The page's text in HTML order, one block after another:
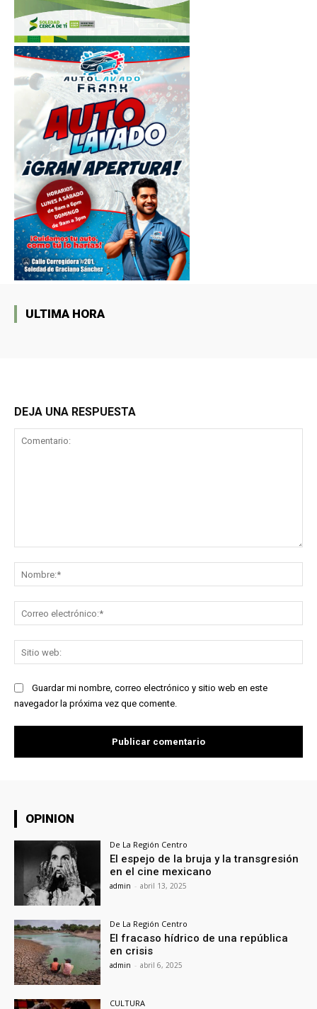
ULTIMA HORA
DEJA UNA RESPUESTA
Guardar mi nombre, correo electrónico y sitio web en este
navegador la próxima vez que comente.
OPINION
De La Región Centro
El espejo de la bruja y la transgresión
en el cine mexicano
admin - abril 13, 2025
De La Región Centro
El fracaso hídrico de una república
en crisis
admin - abril 6, 2025
CULTURA